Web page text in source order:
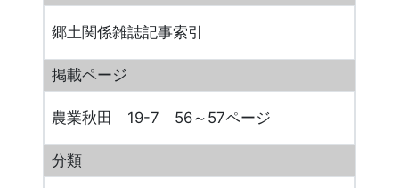
郷土関係雑誌記事索引
掲載ページ
農業秋田 19-7 56～57ページ
分類